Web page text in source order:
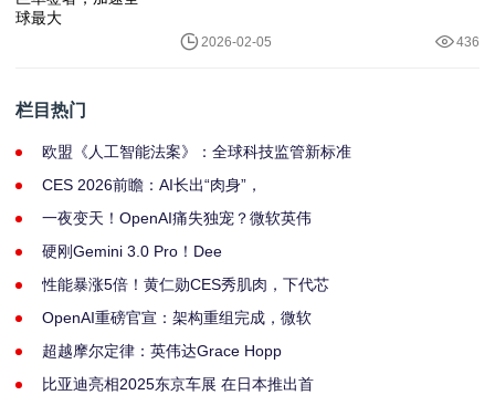
2026-02-05 436
栏目热门
欧盟《人工智能法案》：全球科技监管新标准
CES 2026前瞻：AI长出“肉身”，
一夜变天！OpenAI痛失独宠？微软英伟
硬刚Gemini 3.0 Pro！Dee
性能暴涨5倍！黄仁勋CES秀肌肉，下代芯
OpenAI重磅官宣：架构重组完成，微软
超越摩尔定律：英伟达Grace Hopp
比亚迪亮相2025东京车展 在日本推出首